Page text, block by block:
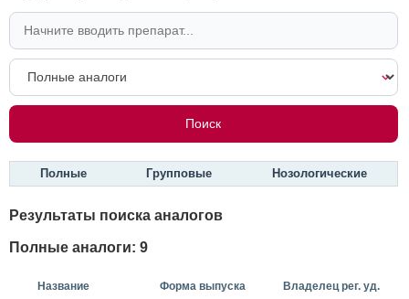
Полные Групповые Нозологические
Результаты поиска аналогов
Полные аналоги: 9
Название Форма выпуска Владелец рег. уд.